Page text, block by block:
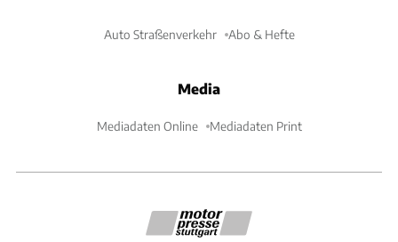
Auto Straßenverkehr Abo & Hefte
Media
Mediadaten Online Mediadaten Print